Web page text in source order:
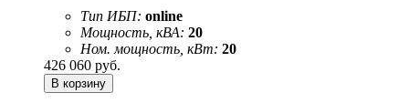
Тип ИБП: online
Мощность, кВА: 20
Ном. мощность, кВт: 20
426 060 руб.